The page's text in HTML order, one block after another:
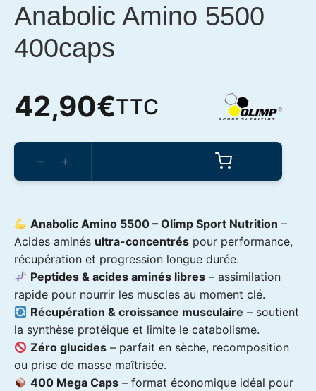
Anabolic Amino 5500
400caps
42,90€TTC
quantité
Sport
Anabolic
Amino
5500
400caps
− +
Anabolic Amino 5500 –Olimp Sport Nutrition –
Acides aminés ultra-concentrés pour performance,
récupération et progression longue durée.
Peptides & acides aminés libres – assimilation
rapide pour nourrir les muscles au moment clé.
Récupération & croissance musculaire – soutient
la synthèse protéique et limite le catabolisme.
Zéro glucides – parfait en sèche, recomposition
ou prise de masse maîtrisée.
400 Mega Caps – format économique idéal pour